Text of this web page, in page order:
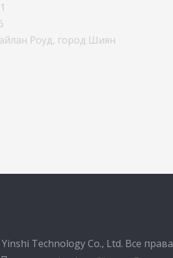
Роуд, город Шиян
Technology Co., Ltd. Все права